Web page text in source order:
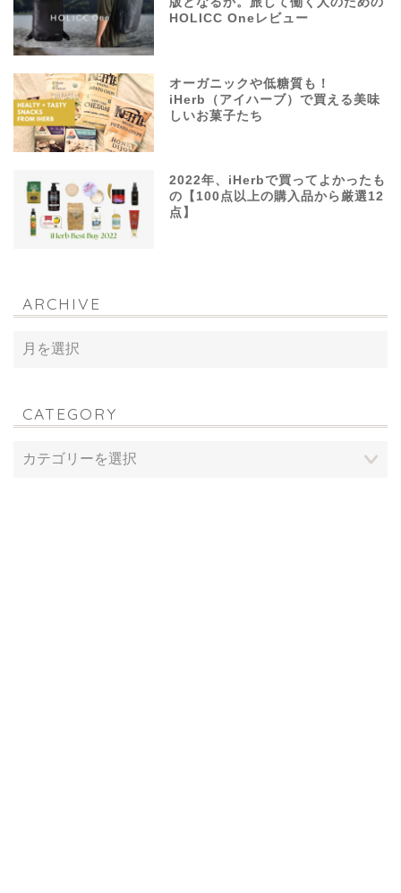
HOLICC Oneレビュー
オーガニックや低糖質も！
iHerb（アイハーブ）で買える美味
しいお菓子たち
2022年、iHerbで買ってよかったも
の【100点以上の購入品から厳選12
点】
ARCHIVE
CATEGORY